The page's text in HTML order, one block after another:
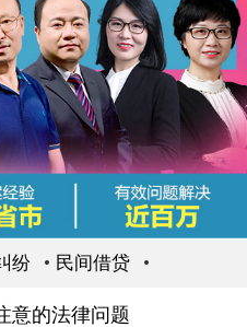
纷 民间借贷
意的法律问题